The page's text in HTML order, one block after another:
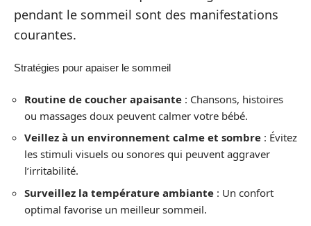
pendant le sommeil sont des manifestations
courantes.
Stratégies pour apaiser le sommeil
Routine de coucher apaisante : Chansons, histoires
ou massages doux peuvent calmer votre bébé.
Veillez à un environnement calme et sombre : Évitez
les stimuli visuels ou sonores qui peuvent aggraver
l’irritabilité.
Surveillez la température ambiante : Un confort
optimal favorise un meilleur sommeil.